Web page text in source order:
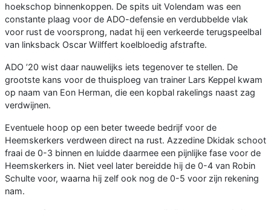
hoekschop binnenkoppen. De spits uit Volendam was een
constante plaag voor de ADO-defensie en verdubbelde vlak
voor rust de voorsprong, nadat hij een verkeerde terugspeelbal
van linksback Oscar Wilffert koelbloedig afstrafte.
ADO ’20 wist daar nauwelijks iets tegenover te stellen. De
grootste kans voor de thuisploeg van trainer Lars Keppel kwam
op naam van Eon Herman, die een kopbal rakelings naast zag
verdwijnen.
Eventuele hoop op een beter tweede bedrijf voor de
Heemskerkers verdween direct na rust. Azzedine Dkidak schoot
fraai de 0-3 binnen en luidde daarmee een pijnlijke fase voor de
Heemskerkers in. Niet veel later bereidde hij de 0-4 van Robin
Schulte voor, waarna hij zelf ook nog de 0-5 voor zijn rekening
nam.